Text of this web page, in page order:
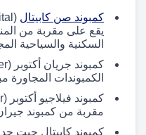
كمبوند صن كابيتال
يقع على مقربة من
السكنية والسياحية
الكمبوندات المجاورة
مقربة من كمبوند